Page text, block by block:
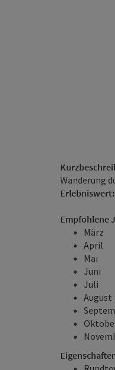
Wanderung
Erlebniswert:
Empfohlene
März
April
Mai
Juni
Juli
August